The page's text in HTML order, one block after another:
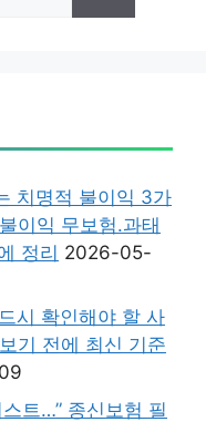
치명적 불이익 3가
이익 무보험.과태
정리 2026-05-
시 확인해야 할 사
기 전에 최신 기준
트…” 종신보험 필